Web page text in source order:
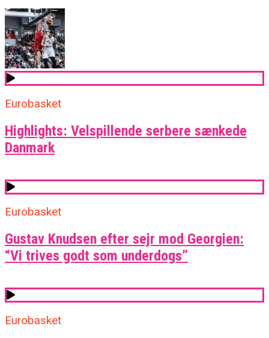
Eurobasket
Highlights: Velspillende serbere sænkede
Danmark
Eurobasket
Gustav Knudsen efter sejr mod Georgien:
“Vi trives godt som underdogs”
Eurobasket